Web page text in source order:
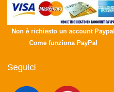
Non è richiesto un account Paypal
Come funziona PayPal
Seguici